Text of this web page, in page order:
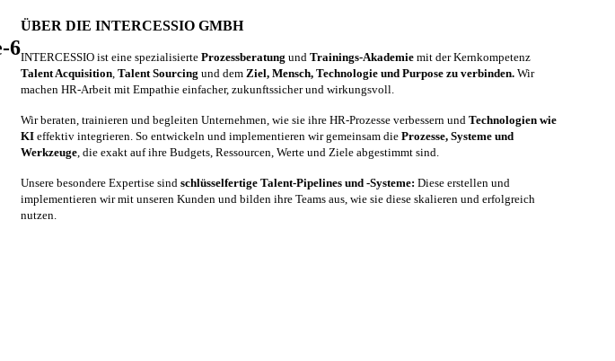
6
ÜBER DIE INTERCESSIO GMBH
INTERCESSIO ist eine spezialisierte Prozessberatung und Trainings-Akademie mit der Kernkompetenz
Talent Acquisition Talent Sourcing und dem Ziel, Mensch, Technologie und Purpose zu verbinden. Wir
machen HR-Arbeit mit Empathie einfacher, zukunftssicher und wirkungsvoll.
Wir beraten, trainieren und begleiten Unternehmen, wie sie ihre HR-Prozesse verbessern und Technologien wie
KI effektiv integrieren. So entwickeln und implementieren wir gemeinsam die Prozesse, Systeme und
Werkzeuge , die exakt auf ihre Budgets, Ressourcen, Werte und Ziele abgestimmt sind.
Unsere besondere Expertise sind schlüsselfertige Talent-Pipelines und -Systeme: Diese erstellen und
implementieren wir mit unseren Kunden und bilden ihre Teams aus, wie sie diese skalieren und erfolgreich
nutzen.